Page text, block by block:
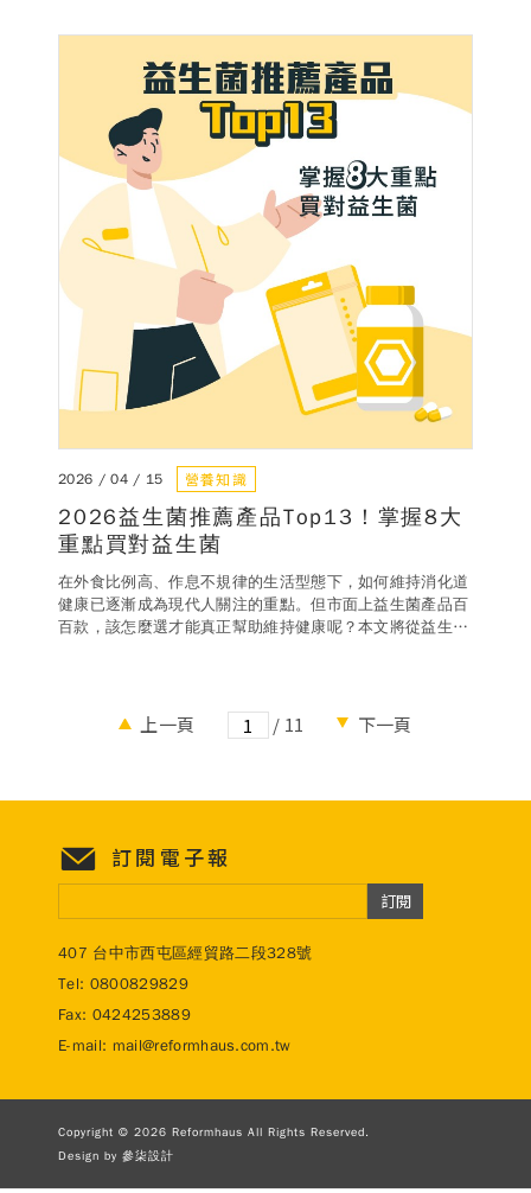
問，讓你在選油時既安心又有依據，從廚房到餐桌都能享受
橄欖油帶來的自然風味與健康好處。
2026 / 04 / 15 營養知識
2026益生菌推薦產品Top13！掌握8大
重點買對益生菌
在外食比例高、作息不規律的生活型態下，如何維持消化道
健康已逐漸成為現代人關注的重點。但市面上益生菌產品百
百款，該怎麼選才能真正幫助維持健康呢？本文將從益生菌
上一頁 / 11 下一頁
訂閱電子報
訂閱
407 台中市西屯區經貿路二段328號
Tel: 0800829829
Fax: 0424253889
E-mail: mail@reformhaus.com.tw
Copyright © 2026 Reformhaus All Rights Reserved.
Design by 參柒設計